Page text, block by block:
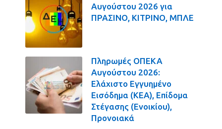
Αυγούστου 2026 για
ΠΡΑΣΙΝΟ, ΚΙΤΡΙΝΟ, ΜΠΛΕ
Πληρωμές ΟΠΕΚΑ
Αυγούστου 2026:
Ελάχιστο Εγγυημένο
Εισόδημα (ΚΕΑ), Επίδομα
Στέγασης (Ενοικίου),
Προνοιακά